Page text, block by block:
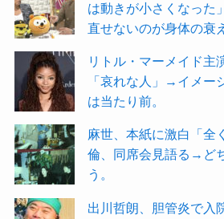
は動きが小さくなった
直せないのが身体の衰え
リトル・マーメイド主
「哀れな人」→イメー
は当たり前。
麻世、本紙に激白「全
倫、同席会見語る→ど
う。
出川哲朗、胆管炎で入